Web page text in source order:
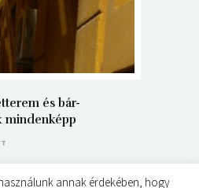
és bár-
mindenképp
annak érdekében, hogy